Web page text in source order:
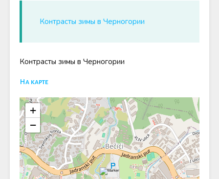
Контрасты зимы в Черногории
Контрасты зимы в Черногории
На карте
+
−